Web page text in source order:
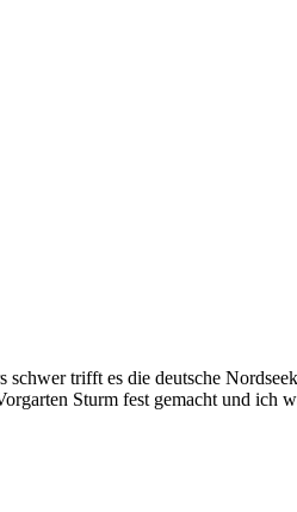
trifft es die deutsche
Sturm fest gemacht und ich